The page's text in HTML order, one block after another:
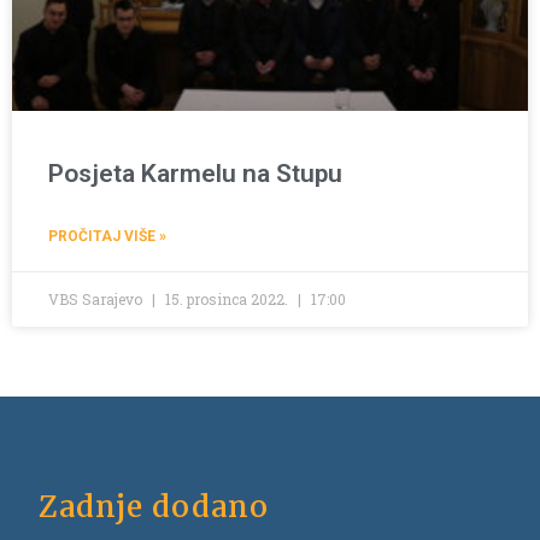
Posjeta Karmelu na Stupu
PROČITAJ VIŠE »
VBS Sarajevo 15. prosinca 2022. 17:00
Zadnje dodano